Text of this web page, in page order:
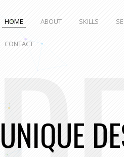
HOME ABOUT SKILLS
CONTACT
UNIQUE